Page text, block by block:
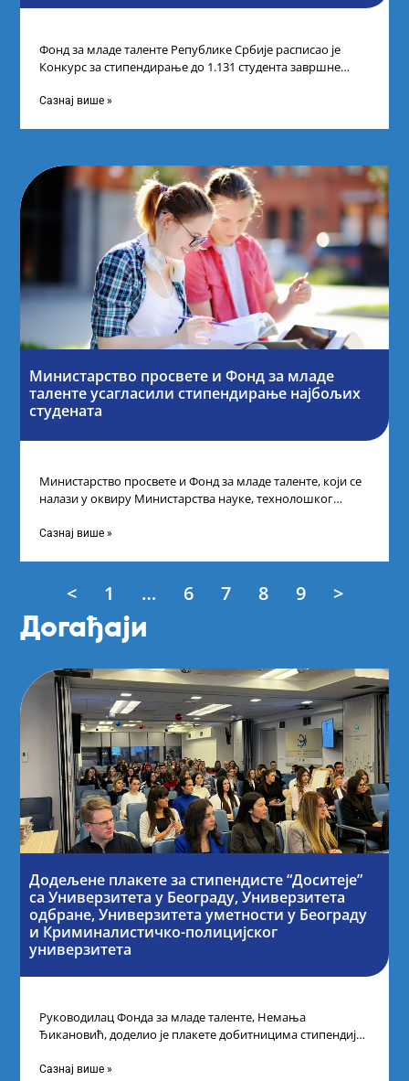
Фонд за младе таленте Републике Србије расписао је
Конкурс за стипендирање до 1.131 студента завршне
Сазнај више »
Министарство просвете и Фонд за младе
таленте усагласили стипендирање најбољих
студената
Министарство просвете и Фонд за младе таленте, који се
налази у оквиру Министарства науке, технолошког
Сазнај више »
< 1 … 6 7 8 9 >
Догађаји
Додељене плакете за стипендисте “Доситеје”
са Универзитета у Београду, Универзитета
одбране, Универзитета уметности у Београду
и Криминалистичко-полицијског
универзитета
Руководилац Фонда за младе таленте, Немања
Ђикановић, доделио је плакете добитницима стипендије
технолошком парку
Сазнај више »